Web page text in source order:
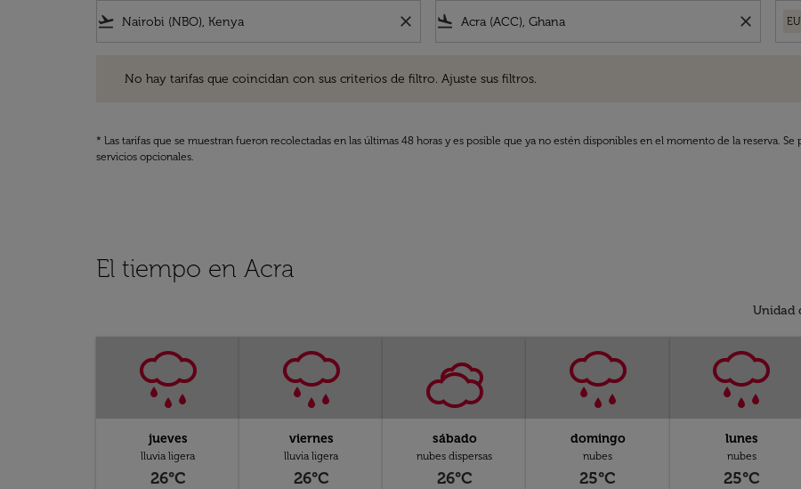
flight_takeoff close flight_land close
No hay tarifas que coincidan con sus criterios de filtro. Ajuste sus filtros.
* Las tarifas que se muestran fueron recolectadas en las últimas 48 horas y es posible que ya no estén disponibles en el momento de la reserva.
servicios opcionales.
El tiempo en Acra
Unidad
jueves
lluvia ligera
26°C
viernes
lluvia ligera
26°C
sábado
nubes dispersas
26°C
domingo
nubes
25°C
lunes
nubes
25°C